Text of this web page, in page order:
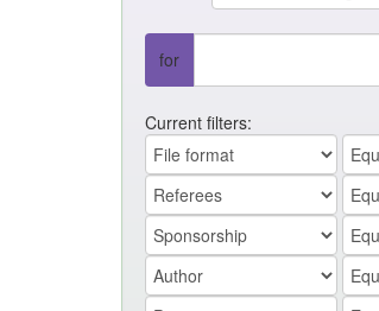
for
Current filters: